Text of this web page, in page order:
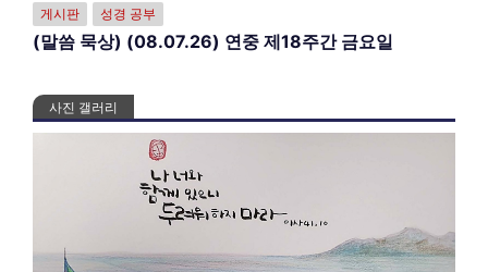
게시판 성경 공부
(말씀 묵상) (08.07.26) 연중 제18주간 금요일
사진 갤러리